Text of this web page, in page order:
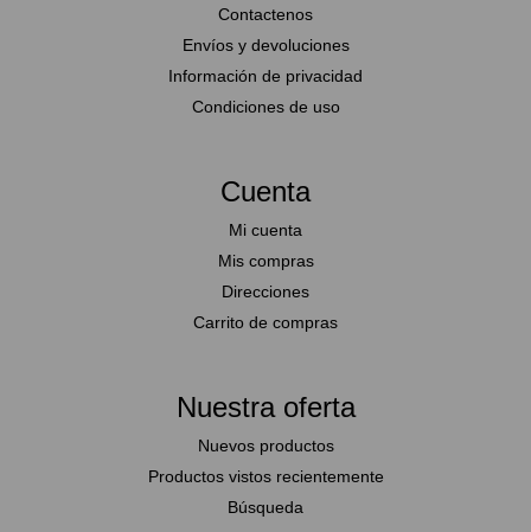
Contactenos
Envíos y devoluciones
Información de privacidad
Condiciones de uso
Cuenta
Mi cuenta
Mis compras
Direcciones
Carrito de compras
Nuestra oferta
Nuevos productos
Productos vistos recientemente
Búsqueda